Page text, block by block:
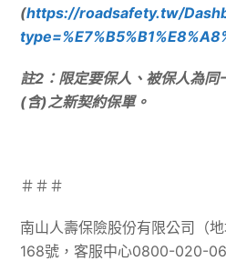
(https://roadsafety.tw/
註2：限定要保人、被保人為
(含)之新契約保單。
＃＃＃
南山人壽保險股份有限公司（
168號，客服中心0800-020-